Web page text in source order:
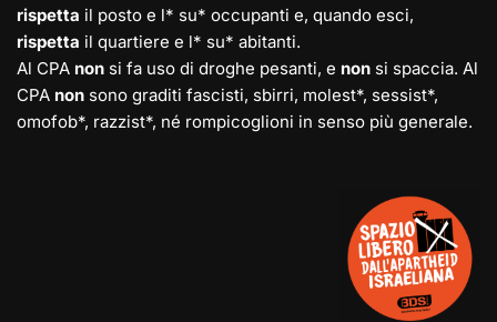
rispetta il posto e l* su* occupanti e, quando esci,
rispetta il quartiere e l* su* abitanti.
Al CPA non si fa uso di droghe pesanti, e non si spaccia. Al
CPA non sono graditi fascisti, sbirri, molest*, sessist*,
omofob*, razzist*, né rompicoglioni in senso più generale.